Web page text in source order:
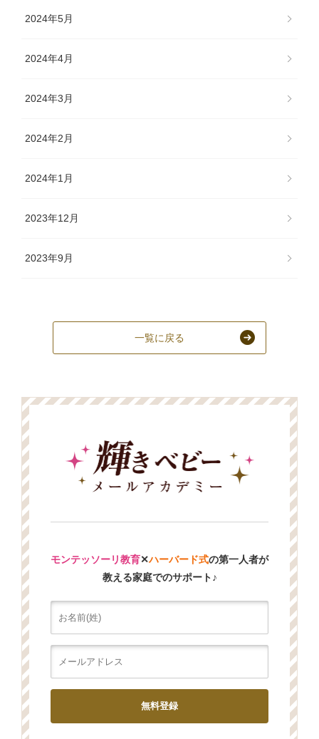
2024年5月
2024年4月
2024年3月
2024年2月
2024年1月
2023年12月
2023年9月
一覧に戻る
モンテッソーリ教育✕ハーバード式の第一人者が
教える家庭でのサポート♪